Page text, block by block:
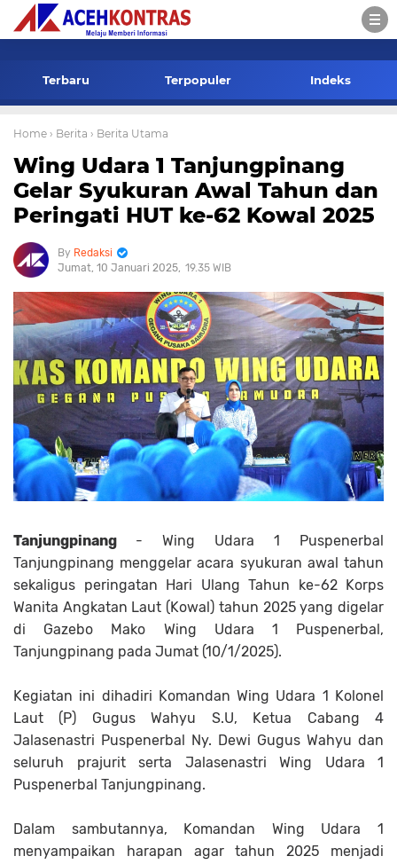
Terbaru Terpopuler Indeks
Home › Berita › Berita Utama
Wing Udara 1 Tanjungpinang
Gelar Syukuran Awal Tahun dan
Peringati HUT ke-62 Kowal 2025
Redaksi
Jumat, 10 Januari 2025 19.35 WIB
Tanjungpinang - Wing Udara 1 Puspenerbal
Tanjungpinang menggelar acara syukuran awal tahun
sekaligus peringatan Hari Ulang Tahun ke-62 Korps
Wanita Angkatan Laut (Kowal) tahun 2025 yang digelar
di Gazebo Mako Wing Udara 1 Puspenerbal,
Tanjungpinang pada Jumat (10/1/2025).
Kegiatan ini dihadiri Komandan Wing Udara 1 Kolonel
Laut (P) Gugus Wahyu S.U, Ketua Cabang 4
Jalasenastri Puspenerbal Ny. Dewi Gugus Wahyu dan
seluruh prajurit serta Jalasenastri Wing Udara 1
Puspenerbal Tanjungpinang.
Dalam sambutannya, Komandan Wing Udara 1
menyampaikan harapan agar tahun 2025 menjadi